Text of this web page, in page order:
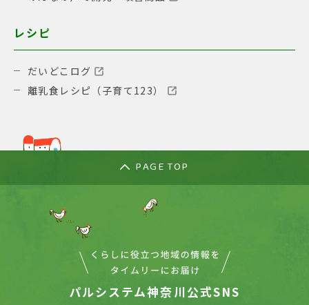
レシピ
だいどこログ
離乳食レシピ（子育て123）
PAGE TOP
パルシステム神奈川公式SNS